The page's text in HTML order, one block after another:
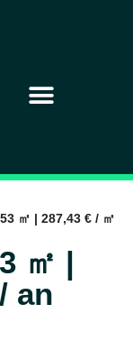
㎡ | 287,43 € / ㎡
㎡ |
an